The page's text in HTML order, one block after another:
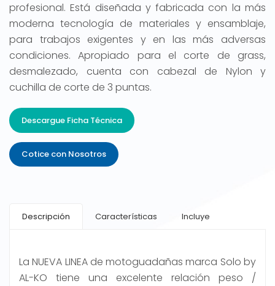
profesional. Está diseñada y fabricada con la más
moderna tecnología de materiales y ensamblaje,
para trabajos exigentes y en las más adversas
condiciones. Apropiado para el corte de grass,
desmalezado, cuenta con cabezal de Nylon y
cuchilla de corte de 3 puntas.
Descargue Ficha Técnica
Cotice con Nosotros
Descripción Características Incluye
La NUEVA LINEA de motoguadañas marca Solo by
AL-KO tiene una excelente relación peso /